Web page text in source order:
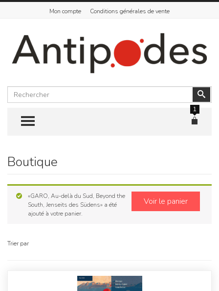
Mon compte Conditions générales de vente
Rechercher
TOGGLE MENU
1
Skip
content
Boutique
Voir le panier
«GARO, Au-delà du Sud, Beyond the
South, Jenseits des Südens» a été
ajouté à votre panier.
Trier par